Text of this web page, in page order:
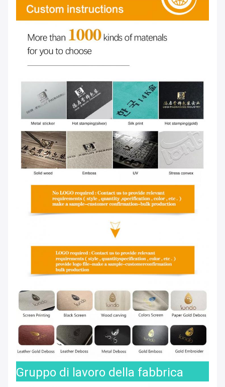
Gruppo di lavoro della fabbrica